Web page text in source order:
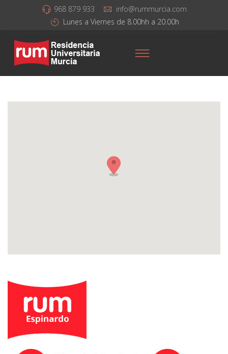
968 879 933
info@rummurcia.com
Lunes a Viernes de 8.00hh a 20.00h